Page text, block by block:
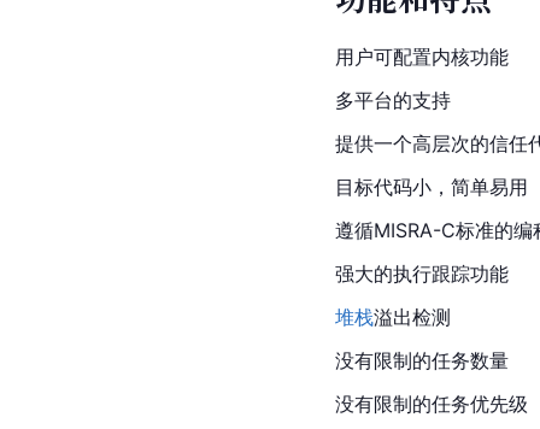
用户可配置内核功能
多平台的支持
提供一个高层次的信任
目标代码小，简单易用
遵循MISRA-C标准的编
强大的执行跟踪功能
堆栈溢出检测
没有限制的任务数量
没有限制的任务优先级